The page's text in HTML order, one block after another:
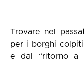
Trovare nel
per i borghi colpiti
e dal “ritorno a